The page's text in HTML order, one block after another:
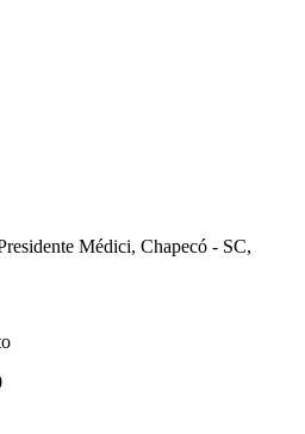
Médici, Chapecó - SC,